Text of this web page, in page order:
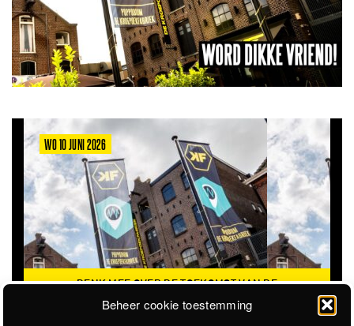
Beheer cookie toestemming
WO 10 JUNI 2026
DENK MEE OVER DE TOEKOMST VAN DE
KROEPOEKFABRIEK